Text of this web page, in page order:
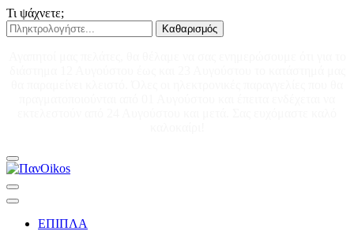
Τι ψάχνετε;
Καθαρισμός
ΕΠΙΠΛΑ